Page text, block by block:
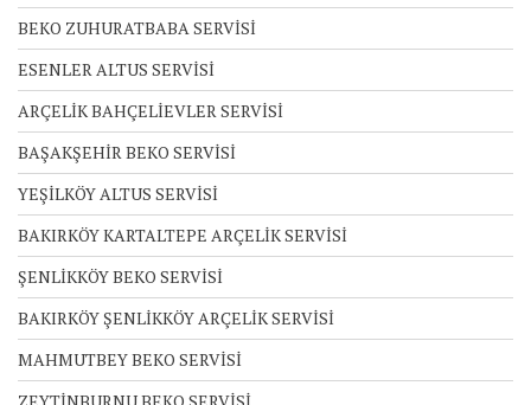
BEKO ZUHURATBABA SERVİSİ
ESENLER ALTUS SERVİSİ
ARÇELİK BAHÇELİEVLER SERVİSİ
BAŞAKŞEHİR BEKO SERVİSİ
YEŞİLKÖY ALTUS SERVİSİ
BAKIRKÖY KARTALTEPE ARÇELİK SERVİSİ
ŞENLİKKÖY BEKO SERVİSİ
BAKIRKÖY ŞENLİKKÖY ARÇELİK SERVİSİ
MAHMUTBEY BEKO SERVİSİ